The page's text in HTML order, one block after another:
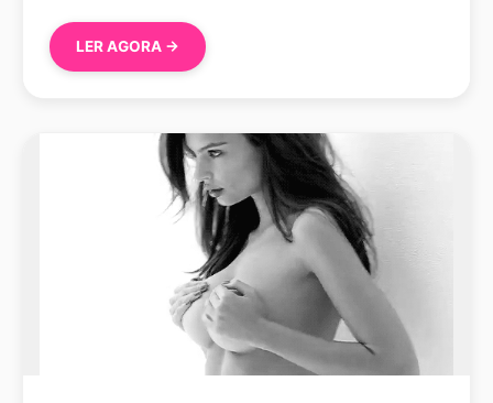
LER AGORA →